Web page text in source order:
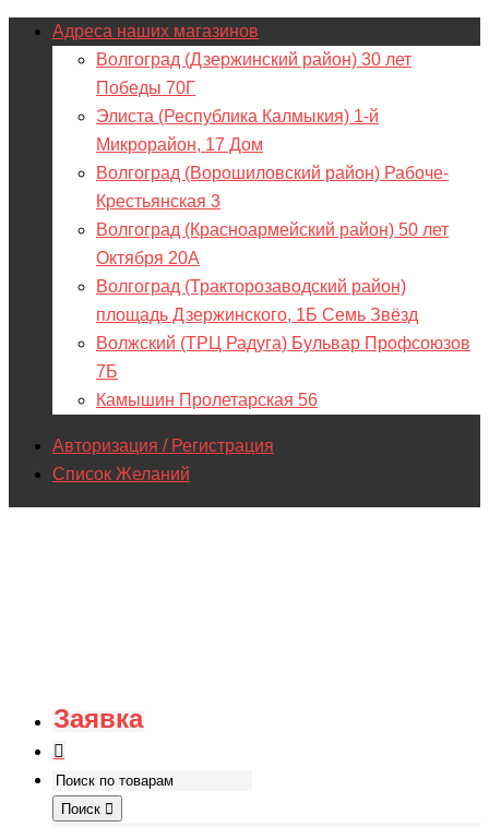
Адреса наших магазинов
Волгоград (Дзержинский район) 30 лет
Победы 70Г
Элиста (Республика Калмыкия) 1-й
Микрорайон, 17 Дом
Волгоград (Ворошиловский район) Рабоче-
Крестьянская 3
Волгоград (Красноармейский район) 50 лет
Октября 20А
Волгоград (Тракторозаводский район)
площадь Дзержинского, 1Б Семь Звёзд
Волжский (ТРЦ Радуга) Бульвар Профсоюзов
7Б
Камышин Пролетарская 56
Авторизация / Регистрация
Список Желаний
Заявка
Поиск